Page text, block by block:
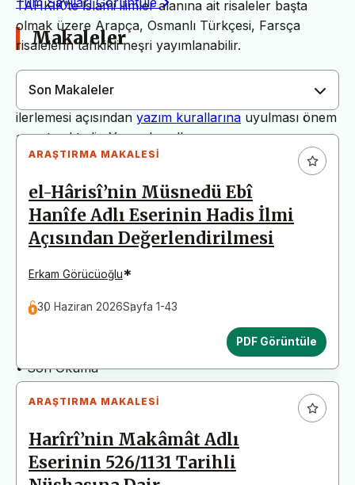
TAHKİK’te İslami ilimler alanına ait risaleler başta
olmak üzere Arapça, Osmanlı Türkçesi, Farsça
risalelerin tahkikli neşri yayımlanabilir.
Dergimiz yayın süreçlerinin daha hızlı ve sağlıklı
ilerlemesi açısından yazım kurallarına uyulması önem
arz etmektedir. Yazım kurallarına uymayan
başvurular değerlendirme aşamasına alınmadan iade
edilecektir. Bu nedenle çalışmalarınızı yüklemeden
önce çalışmanızın yazım kurallarına uygun olarak
düzenlendiğinden emin olunuz.
Yayın İnceleme Süreci (Yaklaşık 130 Gün)
• Editör İncelemesi
• Şekilsel ve Etik Ön İnceleme
• Son Okuma
Makaleler
Son Makaleler
ARAŞTIRMA MAKALESI
el-Hârisî’nin Müsnedü Ebî
Hanîfe Adlı Eserinin Hadis İlmi
Açısından Değerlendirilmesi
Erkam Görücüoğlu*
30 Haziran 2026Sayfa 1-43
PDF Görüntüle
ARAŞTIRMA MAKALESI
Harîrî’nin Makâmât Adlı
Eserinin 526/1131 Tarihli